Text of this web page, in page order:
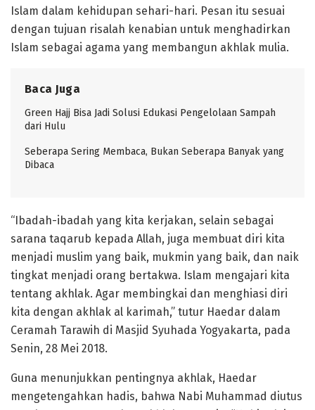
Islam dalam kehidupan sehari-hari. Pesan itu sesuai
dengan tujuan risalah kenabian untuk menghadirkan
Islam sebagai agama yang membangun akhlak mulia.
Baca Juga
Green Hajj Bisa Jadi Solusi Edukasi Pengelolaan Sampah
dari Hulu
Seberapa Sering Membaca, Bukan Seberapa Banyak yang
Dibaca
“Ibadah-ibadah yang kita kerjakan, selain sebagai
sarana taqarub kepada Allah, juga membuat diri kita
menjadi muslim yang baik, mukmin yang baik, dan naik
tingkat menjadi orang bertakwa. Islam mengajari kita
tentang akhlak. Agar membingkai dan menghiasi diri
kita dengan akhlak al karimah,” tutur Haedar dalam
Ceramah Tarawih di Masjid Syuhada Yogyakarta, pada
Senin, 28 Mei 2018.
Guna menunjukkan pentingnya akhlak, Haedar
mengetengahkan hadis, bahwa Nabi Muhammad diutus